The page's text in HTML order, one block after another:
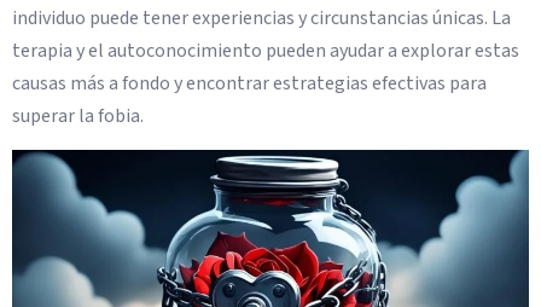
individuo puede tener experiencias y circunstancias únicas. La
terapia y el autoconocimiento pueden ayudar a explorar estas
causas más a fondo y encontrar estrategias efectivas para
superar la fobia.